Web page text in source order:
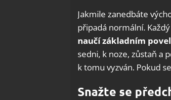
Jakmile zanedbáte
připadá normální.
naučí základním
sedni, k noze, zůstaň a
k tomu vyzván. Pokud
Snažte se